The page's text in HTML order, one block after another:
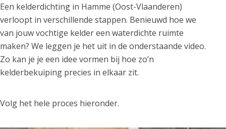
Een kelderdichting in Hamme (Oost-Vlaanderen)
verloopt in verschillende stappen. Benieuwd hoe we
van jouw vochtige kelder een waterdichte ruimte
maken? We leggen je het uit in de onderstaande video.
Zo kan je je een idee vormen bij hoe zo’n
kelderbekuiping precies in elkaar zit.
Volg het hele proces hieronder.